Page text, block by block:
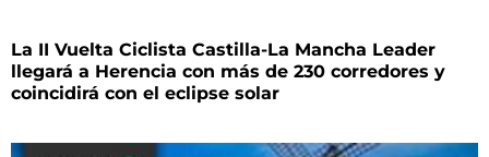
La II Vuelta Ciclista Castilla-La Mancha Leader
llegará a Herencia con más de 230 corredores y
coincidirá con el eclipse solar